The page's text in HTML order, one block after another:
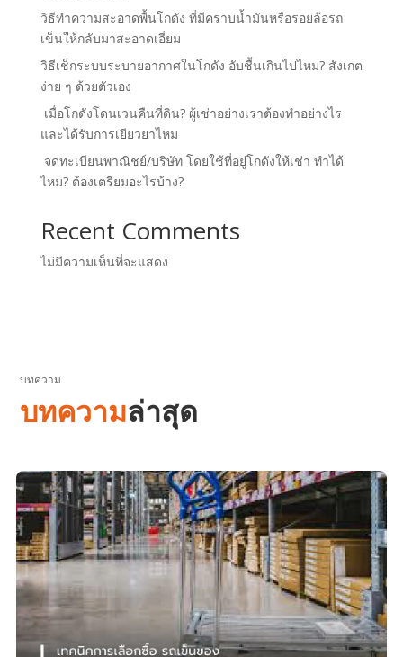
วิธีทำความสะอาดพื้นโกดัง ที่มีคราบน้ำมันหรือรอยล้อรถ
เข็นให้กลับมาสะอาดเอี่ยม
วิธีเช็กระบบระบายอากาศในโกดัง อับชื้นเกินไปไหม? สังเกต
ง่าย ๆ ด้วยตัวเอง
เมื่อโกดังโดนเวนคืนที่ดิน? ผู้เช่าอย่างเราต้องทำอย่างไร
และได้รับการเยียวยาไหม
จดทะเบียนพาณิชย์/บริษัท โดยใช้ที่อยู่โกดังให้เช่า ทำได้
ไหม? ต้องเตรียมอะไรบ้าง?
Recent Comments
ไม่มีความเห็นที่จะแสดง
บทความ
บทความล่าสุด